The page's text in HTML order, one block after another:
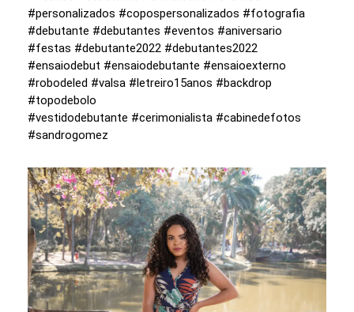
#personalizados #copospersonalizados #fotografia
#debutante #debutantes #eventos #aniversario
#festas #debutante2022 #debutantes2022
#ensaiodebut #ensaiodebutante #ensaioexterno
#robodeled #valsa #letreiro15anos #backdrop
#topodebolo
#vestidodebutante #cerimonialista #cabinedefotos
#sandrogomez